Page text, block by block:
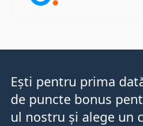
Ești pentru prima
de puncte bonus
ul nostru și alege un